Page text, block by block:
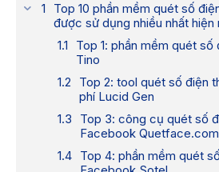
Top 10 phần mềm quét số
được sử dụng nhiều nhất hiện
Top 1: phần mềm quét
Tino
Top 2: tool quét số điện
phí Lucid Gen
Top 3: công cụ quét số
Facebook
Top 4: phần mềm quét